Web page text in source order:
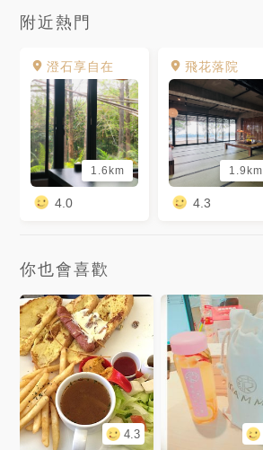
附近熱門
澄石享自在
1.6km
4.0
飛花落院
1.9km
4.3
你也會喜歡
4.3